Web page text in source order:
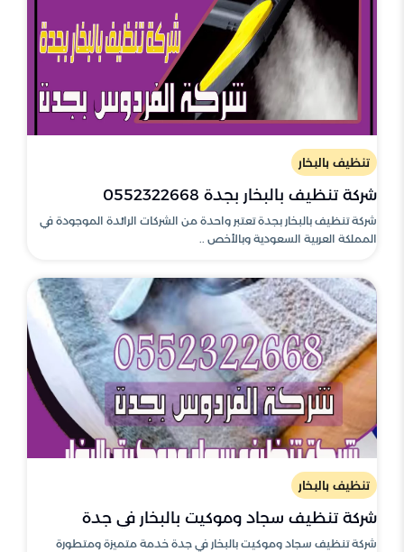
تنظيف بالبخار
شركة تنظيف بالبخار بجدة 0552322668
شركة تنظيف بالبخار بجدة تعتبر واحدة من الشركات الرائدة الموجودة في
المملكة العربية السعودية وبالأخص ..
تنظيف بالبخار
شركة تنظيف سجاد وموكيت بالبخار في جدة
شركة تنظيف سجاد وموكيت بالبخار في جدة خدمة متميزة ومتطورة